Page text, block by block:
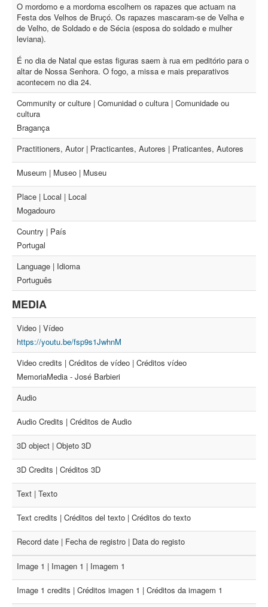
O mordomo e a mordoma escolhem os rapazes que actuam na
Festa dos Velhos de Bruçó. Os rapazes mascaram-se de Velha e
de Velho, de Soldado e de Sécia (esposa do soldado e mulher
leviana).
É no dia de Natal que estas figuras saem à rua em peditório para o
altar de Nossa Senhora. O fogo, a missa e mais preparativos
acontecem no dia 24.
Community or culture | Comunidad o cultura | Comunidade ou
cultura
Bragança
Practitioners, Autor | Practicantes, Autores | Praticantes, Autores
Museum | Museo | Museu
Place | Local | Local
Mogadouro
Country | País
Portugal
Language | Idioma
Português
MEDIA
Video | Vídeo
https://youtu.be/fsp9s1JwhnM
Video credits | Créditos de vídeo | Créditos vídeo
MemoriaMedia - José Barbieri
Audio
Audio Credits | Créditos de Audio
3D object | Objeto 3D
3D Credits | Créditos 3D
Text | Texto
Text credits | Créditos del texto | Créditos do texto
Record date | Fecha de registro | Data do registo
Image 1 | Imagen 1 | Imagem 1
Image 1 credits | Créditos imagen 1 | Créditos da imagem 1